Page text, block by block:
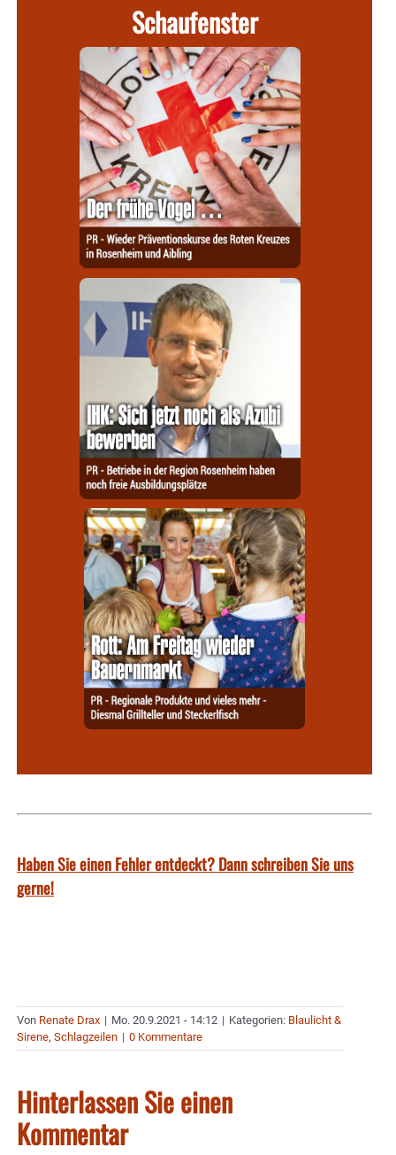
Schaufenster
Haben Sie einen Fehler entdeckt? Dann schreiben Sie uns
gerne!
Von Renate Drax | Mo. 20.9.2021 - 14:12 | Kategorien: Blaulicht &
Sirene, Schlagzeilen | 0 Kommentare
Hinterlassen Sie einen
Kommentar